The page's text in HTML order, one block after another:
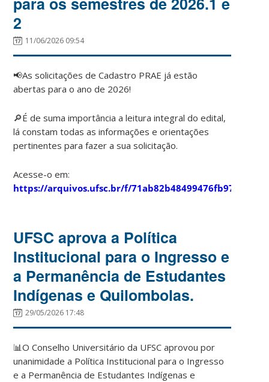
2
11/06/2026 09:54
📢As solicitações de Cadastro PRAE já estão
abertas para o ano de 2026!
🔎É de suma importância a leitura integral do edital,
lá constam todas as informações e orientações
pertinentes para fazer a sua solicitação.
Acesse-o em:
https://arquivos.ufsc.br/f/71ab82b48499476fb97e/
UFSC aprova a Política
Institucional para o Ingresso e
a Permanência de Estudantes
Indígenas e Quilombolas.
29/05/2026 17:48
📊O Conselho Universitário da UFSC aprovou por
unanimidade a Política Institucional para o Ingresso
e a Permanência de Estudantes Indígenas e